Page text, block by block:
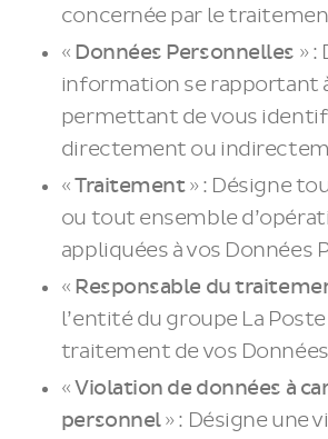
concernée par le
« Données Personnelles » :
information se rapportant
permettant de vous
directement ou
«Traitement» : Désigne
ou tout ensemble
appliquées à vos Données
« Responsable du
l’entité du groupe La
traitement de vos
«Violation de données à
personnel» : Désigne une